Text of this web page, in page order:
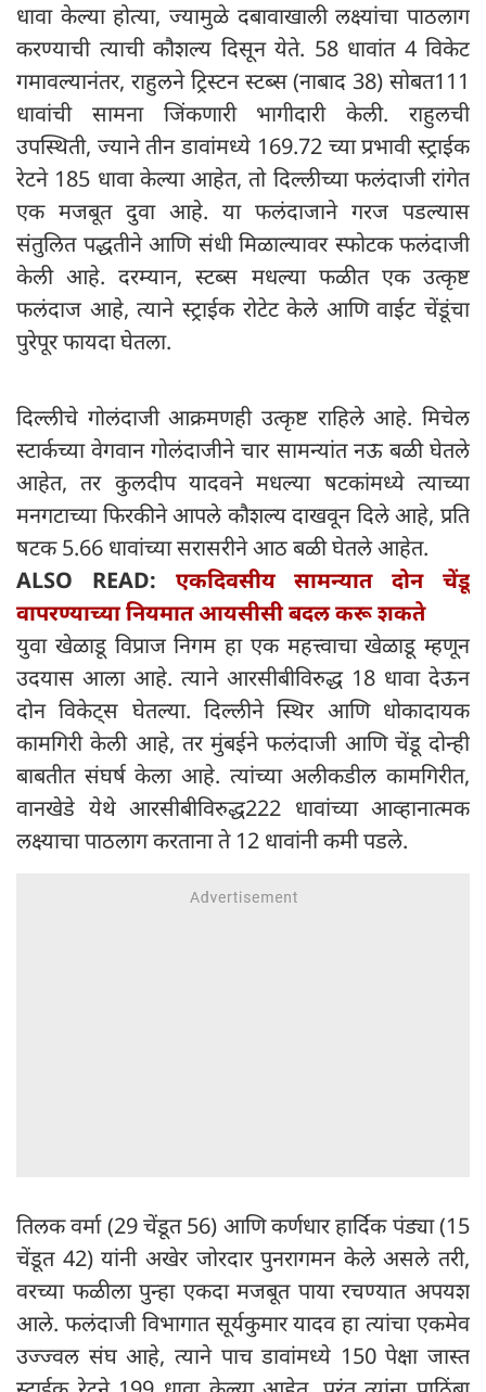
धावा केल्या होत्या, ज्यामुळे दबावाखाली लक्ष्यांचा पाठलाग
करण्याची त्याची कौशल्य दिसून येते. 58 धावांत 4 विकेट
गमावल्यानंतर, राहुलने ट्रिस्टन स्टब्स (नाबाद 38) सोबत111
धावांची सामना जिंकणारी भागीदारी केली. राहुलची
उपस्थिती, ज्याने तीन डावांमध्ये 169.72 च्या प्रभावी स्ट्राईक
रेटने 185 धावा केल्या आहेत, तो दिल्लीच्या फलंदाजी रांगेत
एक मजबूत दुवा आहे. या फलंदाजाने गरज पडल्यास
संतुलित पद्धतीने आणि संधी मिळाल्यावर स्फोटक फलंदाजी
केली आहे. दरम्यान, स्टब्स मधल्या फळीत एक उत्कृष्ट
फलंदाज आहे, त्याने स्ट्राईक रोटेट केले आणि वाईट चेंडूंचा
पुरेपूर फायदा घेतला.
दिल्लीचे गोलंदाजी आक्रमणही उत्कृष्ट राहिले आहे. मिचेल
स्टार्कच्या वेगवान गोलंदाजीने चार सामन्यांत नऊ बळी घेतले
आहेत, तर कुलदीप यादवने मधल्या षटकांमध्ये त्याच्या
मनगटाच्या फिरकीने आपले कौशल्य दाखवून दिले आहे, प्रति
षटक 5.66 धावांच्या सरासरीने आठ बळी घेतले आहेत.
ALSO READ: एकदिवसीय सामन्यात दोन चेंडू
वापरण्याच्या नियमात आयसीसी बदल करू शकते
युवा खेळाडू विप्राज निगम हा एक महत्त्वाचा खेळाडू म्हणून
उदयास आला आहे. त्याने आरसीबीविरुद्ध 18 धावा देऊन
दोन विकेट्स घेतल्या. दिल्लीने स्थिर आणि धोकादायक
कामगिरी केली आहे, तर मुंबईने फलंदाजी आणि चेंडू दोन्ही
बाबतीत संघर्ष केला आहे. त्यांच्या अलीकडील कामगिरीत,
वानखेडे येथे आरसीबीविरुद्ध222 धावांच्या आव्हानात्मक
लक्ष्याचा पाठलाग करताना ते 12 धावांनी कमी पडले.
तिलक वर्मा (29 चेंडूत 56) आणि कर्णधार हार्दिक पंड्या (15
चेंडूत 42) यांनी अखेर जोरदार पुनरागमन केले असले तरी,
वरच्या फळीला पुन्हा एकदा मजबूत पाया रचण्यात अपयश
आले. फलंदाजी विभागात सूर्यकुमार यादव हा त्यांचा एकमेव
उज्ज्वल संघ आहे, त्याने पाच डावांमध्ये 150 पेक्षा जास्त